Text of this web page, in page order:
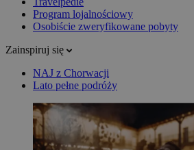
Program lojalnościowy
Osobiście zweryfikowane pobyty
Zainspiruj się
NAJ z Chorwacji
Lato pełne podróży